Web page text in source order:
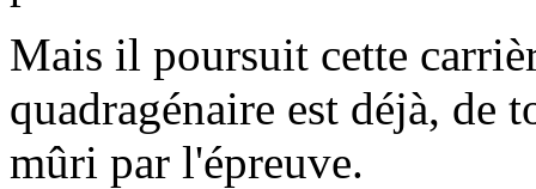
Mais il poursuit cette
quadragénaire est déjà, de
mûri par l'épreuve.